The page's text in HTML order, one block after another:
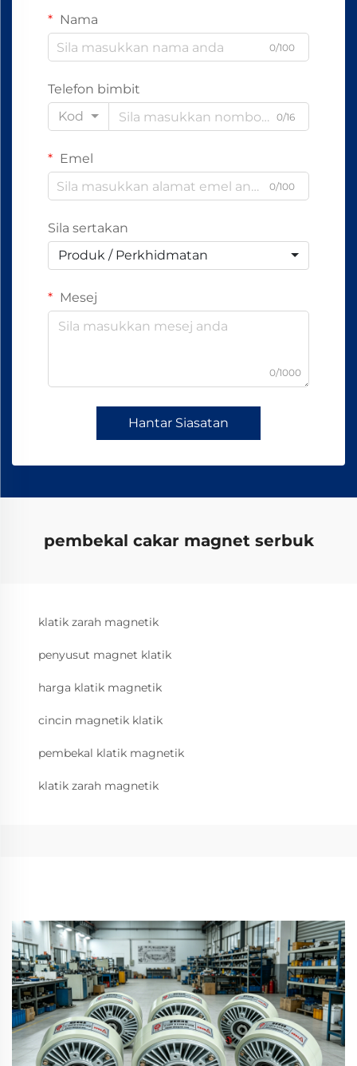
Nama
0/100
Telefon bimbit
Kod
0/16
Emel
0/100
Sila sertakan
Produk / Perkhidmatan
Mesej
0/1000
Hantar Siasatan
pembekal cakar magnet serbuk
klatik zarah magnetik
penyusut magnet klatik
harga klatik magnetik
cincin magnetik klatik
pembekal klatik magnetik
klatik zarah magnetik